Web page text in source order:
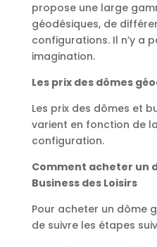
propose une large
géodésiques, de
configurations. Il n’y a
imagination.
Les prix des dômes
Les prix des dômes et
varient en fonction de
configuration.
Comment acheter un
Business des Loisirs
Pour acheter un dôme
de suivre les étapes